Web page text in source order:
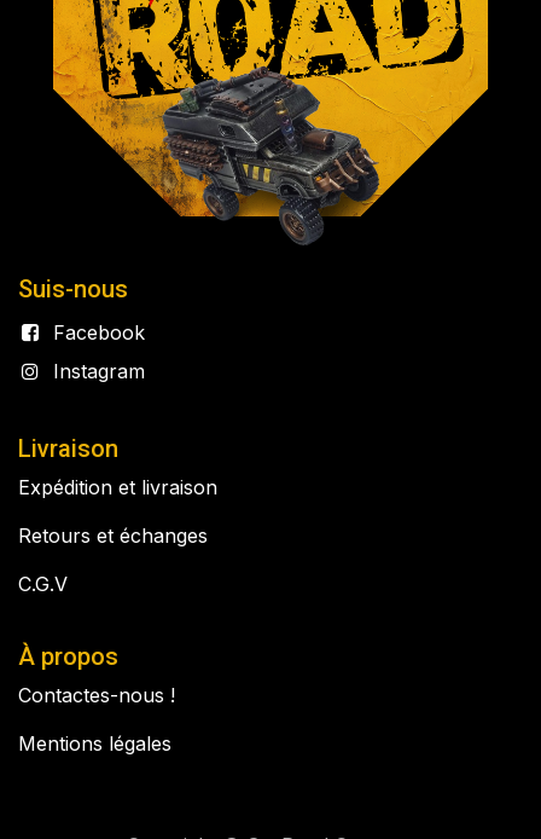
Suis-nous
Facebook
Instagram
Livraison
Expédition et livraison
Retours et échanges
C.G.V
À propos
Contactes-nous !
Mentions légales